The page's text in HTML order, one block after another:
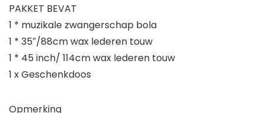
PAKKET BEVAT
1 * muzikale zwangerschap bola
1 * 35″/88cm wax lederen touw
1 * 45 inch/ 114cm wax lederen touw
1 x Geschenkdoos
Opmerking